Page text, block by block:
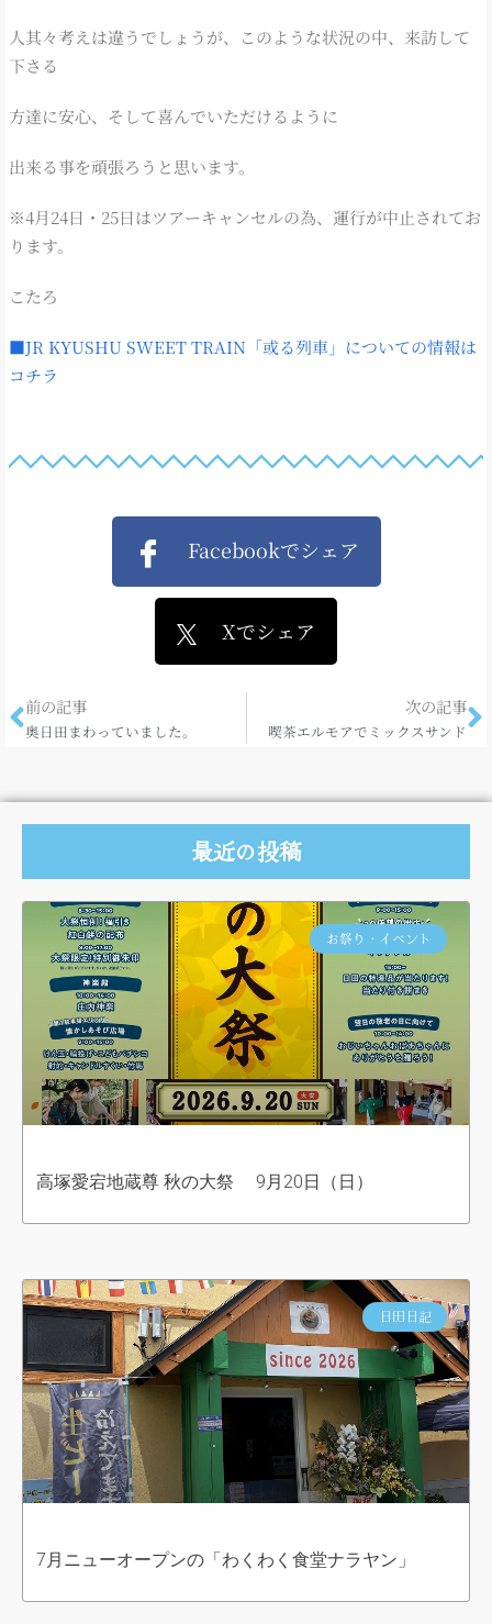
人其々考えは違うでしょうが、このような状況の中、来訪して
下さる
方達に安心、そして喜んでいただけるように
出来る事を頑張ろうと思います。
※4月24日・25日はツアーキャンセルの為、運行が中止されてお
ります。
こたろ
■JR KYUSHU SWEET TRAIN「或る列車」についての情報は
コチラ
Facebookでシェア
Xでシェア
前の記事
奥日田まわっていました。
次の記事
喫茶エルモアでミックスサンド
最近の投稿
お祭り・イベント
高塚愛宕地蔵尊 秋の大祭 9月20日（日）
日田日記
7月ニューオープンの「わくわく食堂ナラヤン」